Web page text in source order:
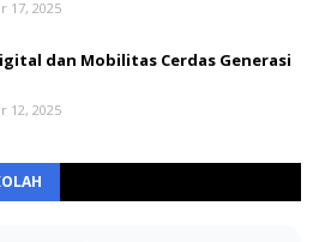
17, 2025
dan Mobilitas Cerdas Generasi
12, 2025